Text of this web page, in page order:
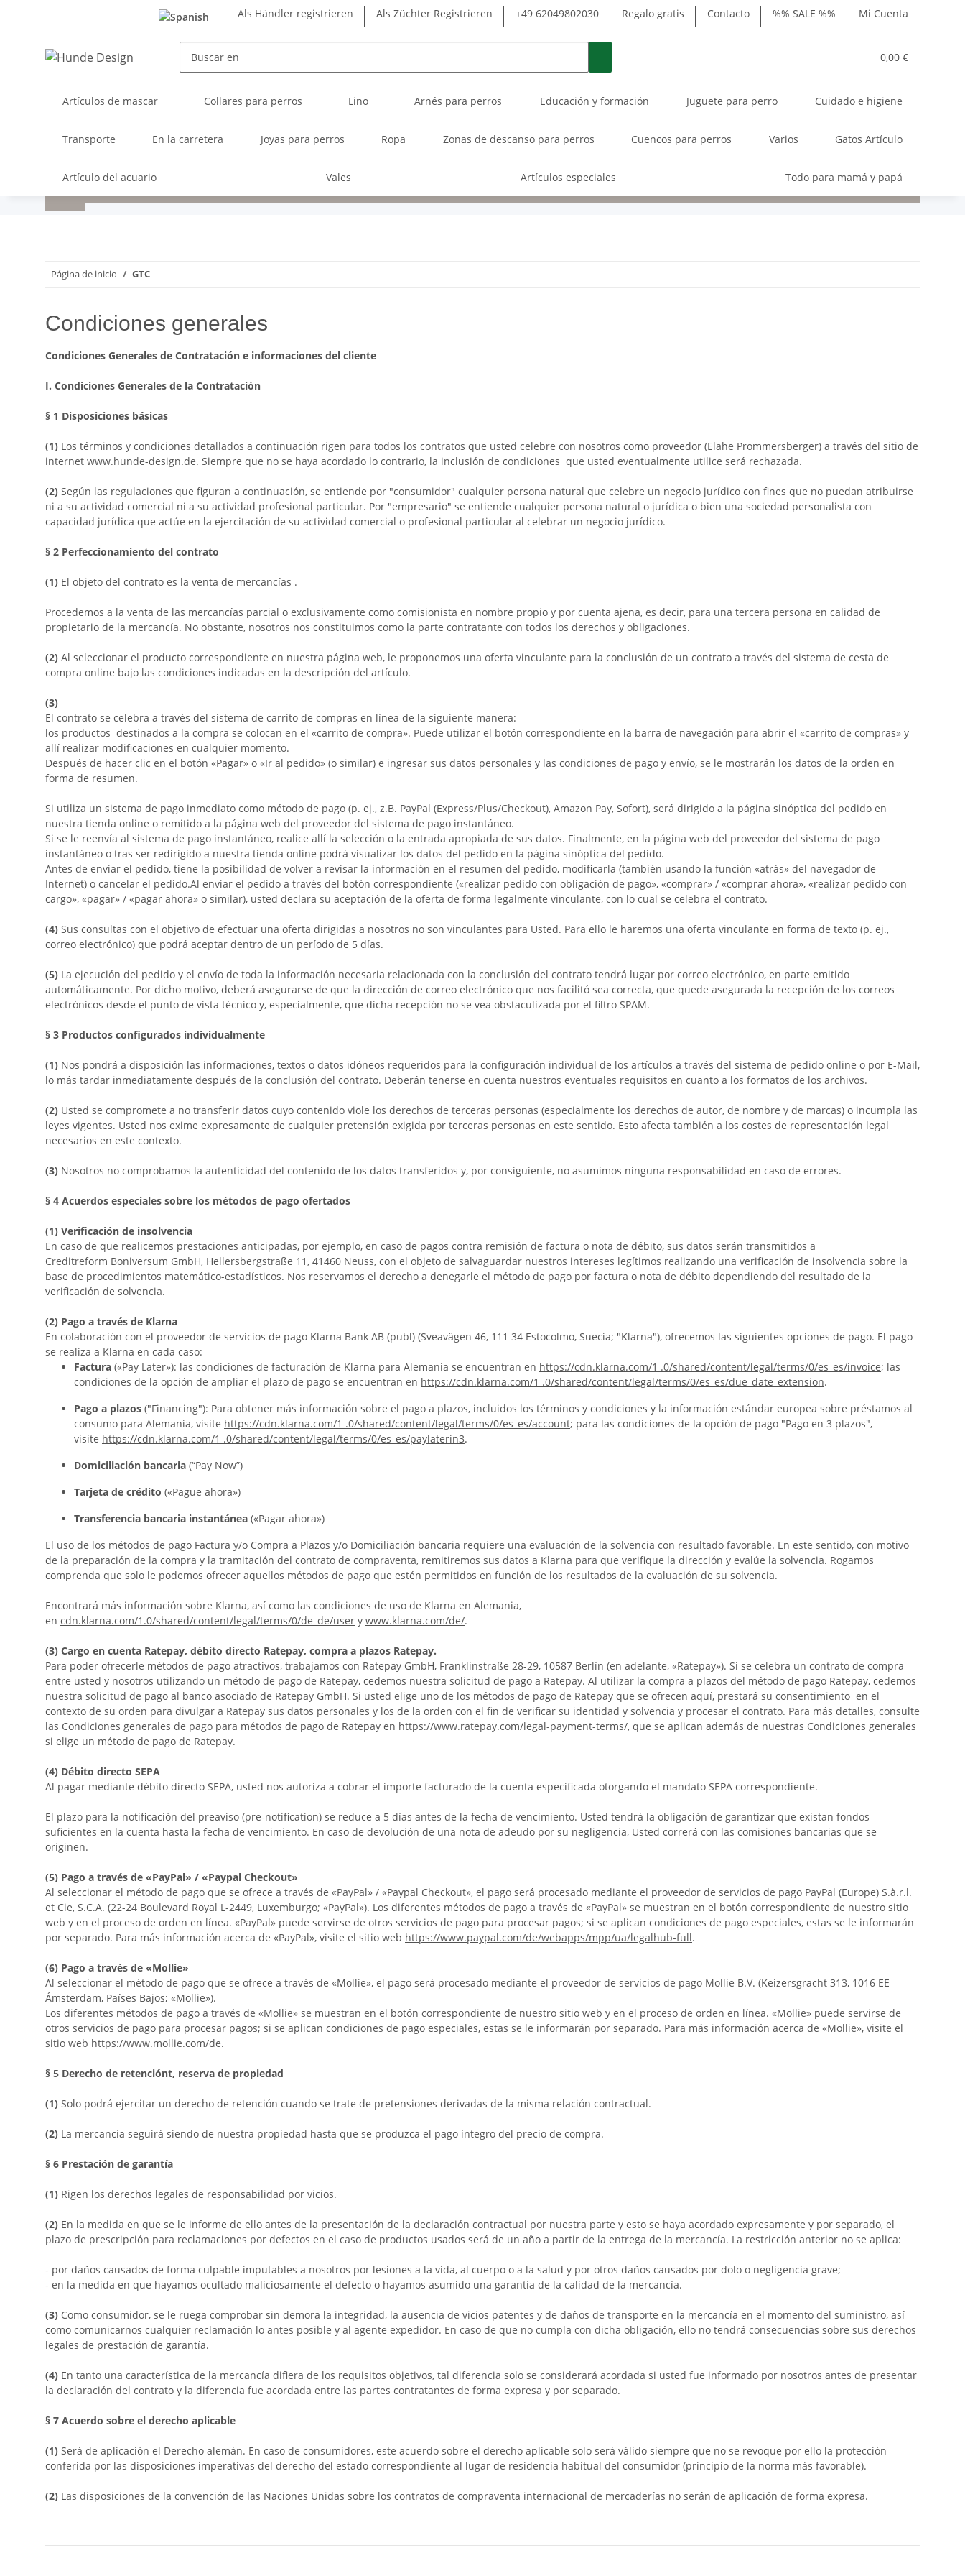
Als Händler registrieren Als Züchter Registrieren +49 62049802030 Regalo gratis Contacto %% SALE %% Mi Cuenta
0,00 €
Artículos de mascar Collares para perros Lino Arnés para perros Educación y formación Juguete para perro Cuidado e higiene
Transporte En la carretera Joyas para perros Ropa Zonas de descanso para perros Cuencos para perros Varios Gatos Artículo
Artículo del acuario Vales Artículos especiales Todo para mamá y papá
Página de inicio GTC
Condiciones generales
Condiciones Generales de Contratación e informaciones del cliente
I. Condiciones Generales de la Contratación
§ 1 Disposiciones básicas
(1) Los términos y condiciones detallados a continuación rigen para todos los contratos que usted celebre con nosotros como proveedor (Elahe Prommersberger) a través del sitio de
internet www.hunde-design.de. Siempre que no se haya acordado lo contrario, la inclusión de condiciones que usted eventualmente utilice será rechazada.
(2) Según las regulaciones que figuran a continuación, se entiende por "consumidor" cualquier persona natural que celebre un negocio jurídico con fines que no puedan atribuirse
ni a su actividad comercial ni a su actividad profesional particular. Por "empresario" se entiende cualquier persona natural o jurídica o bien una sociedad personalista con
capacidad jurídica que actúe en la ejercitación de su actividad comercial o profesional particular al celebrar un negocio jurídico.
§ 2 Perfeccionamiento del contrato
(1) El objeto del contrato es la venta de mercancías .
Procedemos a la venta de las mercancías parcial o exclusivamente como comisionista en nombre propio y por cuenta ajena, es decir, para una tercera persona en calidad de
propietario de la mercancía. No obstante, nosotros nos constituimos como la parte contratante con todos los derechos y obligaciones.
(2) Al seleccionar el producto correspondiente en nuestra página web, le proponemos una oferta vinculante para la conclusión de un contrato a través del sistema de cesta de
compra online bajo las condiciones indicadas en la descripción del artículo.
(3)
El contrato se celebra a través del sistema de carrito de compras en línea de la siguiente manera:
los productos destinados a la compra se colocan en el «carrito de compra». Puede utilizar el botón correspondiente en la barra de navegación para abrir el «carrito de compras» y
allí realizar modificaciones en cualquier momento.
Después de hacer clic en el botón «Pagar» o «Ir al pedido» (o similar) e ingresar sus datos personales y las condiciones de pago y envío, se le mostrarán los datos de la orden en
forma de resumen.
Si utiliza un sistema de pago inmediato como método de pago (p. ej., z.B. PayPal (Express/Plus/Checkout), Amazon Pay, Sofort), será dirigido a la página sinóptica del pedido en
nuestra tienda online o remitido a la página web del proveedor del sistema de pago instantáneo.
Si se le reenvía al sistema de pago instantáneo, realice allí la selección o la entrada apropiada de sus datos. Finalmente, en la página web del proveedor del sistema de pago
instantáneo o tras ser redirigido a nuestra tienda online podrá visualizar los datos del pedido en la página sinóptica del pedido.
Antes de enviar el pedido, tiene la posibilidad de volver a revisar la información en el resumen del pedido, modificarla (también usando la función «atrás» del navegador de
Internet) o cancelar el pedido.Al enviar el pedido a través del botón correspondiente («realizar pedido con obligación de pago», «comprar» / «comprar ahora», «realizar pedido con
cargo», «pagar» / «pagar ahora» o similar), usted declara su aceptación de la oferta de forma legalmente vinculante, con lo cual se celebra el contrato.
(4) Sus consultas con el objetivo de efectuar una oferta dirigidas a nosotros no son vinculantes para Usted. Para ello le haremos una oferta vinculante en forma de texto (p. ej.,
correo electrónico) que podrá aceptar dentro de un período de 5 días.
(5) La ejecución del pedido y el envío de toda la información necesaria relacionada con la conclusión del contrato tendrá lugar por correo electrónico, en parte emitido
automáticamente. Por dicho motivo, deberá asegurarse de que la dirección de correo electrónico que nos facilitó sea correcta, que quede asegurada la recepción de los correos
electrónicos desde el punto de vista técnico y, especialmente, que dicha recepción no se vea obstaculizada por el filtro SPAM.
§ 3 Productos configurados individualmente
(1) Nos pondrá a disposición las informaciones, textos o datos idóneos requeridos para la configuración individual de los artículos a través del sistema de pedido online o por E-Mail,
lo más tardar inmediatamente después de la conclusión del contrato. Deberán tenerse en cuenta nuestros eventuales requisitos en cuanto a los formatos de los archivos.
(2) Usted se compromete a no transferir datos cuyo contenido viole los derechos de terceras personas (especialmente los derechos de autor, de nombre y de marcas) o incumpla las
leyes vigentes. Usted nos exime expresamente de cualquier pretensión exigida por terceras personas en este sentido. Esto afecta también a los costes de representación legal
necesarios en este contexto.
(3) Nosotros no comprobamos la autenticidad del contenido de los datos transferidos y, por consiguiente, no asumimos ninguna responsabilidad en caso de errores.
§ 4 Acuerdos especiales sobre los métodos de pago ofertados
(1) Verificación de insolvencia
En caso de que realicemos prestaciones anticipadas, por ejemplo, en caso de pagos contra remisión de factura o nota de débito, sus datos serán transmitidos a
Creditreform Boniversum GmbH, Hellersbergstraße 11, 41460 Neuss, con el objeto de salvaguardar nuestros intereses legítimos realizando una verificación de insolvencia sobre la
base de procedimientos matemático-estadísticos. Nos reservamos el derecho a denegarle el método de pago por factura o nota de débito dependiendo del resultado de la
verificación de solvencia.
(2) Pago a través de Klarna
En colaboración con el proveedor de servicios de pago Klarna Bank AB (publ) (Sveavägen 46, 111 34 Estocolmo, Suecia; "Klarna"), ofrecemos las siguientes opciones de pago. El pago
se realiza a Klarna en cada caso:
Factura («Pay Later»): las condiciones de facturación de Klarna para Alemania se encuentran en https://cdn.klarna.com/1 .0/shared/content/legal/terms/0/es_es/invoice; las
condiciones de la opción de ampliar el plazo de pago se encuentran en https://cdn.klarna.com/1 .0/shared/content/legal/terms/0/es_es/due_date_extension.
Pago a plazos ("Financing"): Para obtener más información sobre el pago a plazos, incluidos los términos y condiciones y la información estándar europea sobre préstamos al
consumo para Alemania, visite https://cdn.klarna.com/1 .0/shared/content/legal/terms/0/es_es/account; para las condiciones de la opción de pago "Pago en 3 plazos",
visite https://cdn.klarna.com/1 .0/shared/content/legal/terms/0/es_es/paylaterin3.
Domiciliación bancaria (“Pay Now”)
Tarjeta de crédito («Pague ahora»)
Transferencia bancaria instantánea («Pagar ahora»)
El uso de los métodos de pago Factura y/o Compra a Plazos y/o Domiciliación bancaria requiere una evaluación de la solvencia con resultado favorable. En este sentido, con motivo
de la preparación de la compra y la tramitación del contrato de compraventa, remitiremos sus datos a Klarna para que verifique la dirección y evalúe la solvencia. Rogamos
comprenda que solo le podemos ofrecer aquellos métodos de pago que estén permitidos en función de los resultados de la evaluación de su solvencia.
Encontrará más información sobre Klarna, así como las condiciones de uso de Klarna en Alemania,
en cdn.klarna.com/1.0/shared/content/legal/terms/0/de_de/user y www.klarna.com/de/.
(3) Cargo en cuenta Ratepay, débito directo Ratepay, compra a plazos Ratepay.
Para poder ofrecerle métodos de pago atractivos, trabajamos con Ratepay GmbH, Franklinstraße 28-29, 10587 Berlín (en adelante, «Ratepay»). Si se celebra un contrato de compra
entre usted y nosotros utilizando un método de pago de Ratepay, cedemos nuestra solicitud de pago a Ratepay. Al utilizar la compra a plazos del método de pago Ratepay, cedemos
nuestra solicitud de pago al banco asociado de Ratepay GmbH. Si usted elige uno de los métodos de pago de Ratepay que se ofrecen aquí, prestará su consentimiento en el
contexto de su orden para divulgar a Ratepay sus datos personales y los de la orden con el fin de verificar su identidad y solvencia y procesar el contrato. Para más detalles, consulte
las Condiciones generales de pago para métodos de pago de Ratepay en https://www.ratepay.com/legal-payment-terms/, que se aplican además de nuestras Condiciones generales
si elige un método de pago de Ratepay.
(4) Débito directo SEPA
Al pagar mediante débito directo SEPA, usted nos autoriza a cobrar el importe facturado de la cuenta especificada otorgando el mandato SEPA correspondiente.
El plazo para la notificación del preaviso (pre-notification) se reduce a 5 días antes de la fecha de vencimiento. Usted tendrá la obligación de garantizar que existan fondos
suficientes en la cuenta hasta la fecha de vencimiento. En caso de devolución de una nota de adeudo por su negligencia, Usted correrá con las comisiones bancarias que se
originen.
(5) Pago a través de «PayPal» / «Paypal Checkout»
Al seleccionar el método de pago que se ofrece a través de «PayPal» / «Paypal Checkout», el pago será procesado mediante el proveedor de servicios de pago PayPal (Europe) S.à.r.l.
et Cie, S.C.A. (22-24 Boulevard Royal L-2449, Luxemburgo; «PayPal»). Los diferentes métodos de pago a través de «PayPal» se muestran en el botón correspondiente de nuestro sitio
web y en el proceso de orden en línea. «PayPal» puede servirse de otros servicios de pago para procesar pagos; si se aplican condiciones de pago especiales, estas se le informarán
por separado. Para más información acerca de «PayPal», visite el sitio web https://www.paypal.com/de/webapps/mpp/ua/legalhub-full.
(6) Pago a través de «Mollie»
Al seleccionar el método de pago que se ofrece a través de «Mollie», el pago será procesado mediante el proveedor de servicios de pago Mollie B.V. (Keizersgracht 313, 1016 EE
Ámsterdam, Países Bajos; «Mollie»).
Los diferentes métodos de pago a través de «Mollie» se muestran en el botón correspondiente de nuestro sitio web y en el proceso de orden en línea. «Mollie» puede servirse de
otros servicios de pago para procesar pagos; si se aplican condiciones de pago especiales, estas se le informarán por separado. Para más información acerca de «Mollie», visite el
sitio web https://www.mollie.com/de.
§ 5 Derecho de retenciónt, reserva de propiedad
(1) Solo podrá ejercitar un derecho de retención cuando se trate de pretensiones derivadas de la misma relación contractual.
(2) La mercancía seguirá siendo de nuestra propiedad hasta que se produzca el pago íntegro del precio de compra.
§ 6 Prestación de garantía
(1) Rigen los derechos legales de responsabilidad por vicios.
(2) En la medida en que se le informe de ello antes de la presentación de la declaración contractual por nuestra parte y esto se haya acordado expresamente y por separado, el
plazo de prescripción para reclamaciones por defectos en el caso de productos usados será de un año a partir de la entrega de la mercancía. La restricción anterior no se aplica:
- por daños causados de forma culpable imputables a nosotros por lesiones a la vida, al cuerpo o a la salud y por otros daños causados por dolo o negligencia grave;
- en la medida en que hayamos ocultado maliciosamente el defecto o hayamos asumido una garantía de la calidad de la mercancía.
(3) Como consumidor, se le ruega comprobar sin demora la integridad, la ausencia de vicios patentes y de daños de transporte en la mercancía en el momento del suministro, así
como comunicarnos cualquier reclamación lo antes posible y al agente expedidor. En caso de que no cumpla con dicha obligación, ello no tendrá consecuencias sobre sus derechos
legales de prestación de garantía.
(4) En tanto una característica de la mercancía difiera de los requisitos objetivos, tal diferencia solo se considerará acordada si usted fue informado por nosotros antes de presentar
la declaración del contrato y la diferencia fue acordada entre las partes contratantes de forma expresa y por separado.
§ 7 Acuerdo sobre el derecho aplicable
(1) Será de aplicación el Derecho alemán. En caso de consumidores, este acuerdo sobre el derecho aplicable solo será válido siempre que no se revoque por ello la protección
conferida por las disposiciones imperativas del derecho del estado correspondiente al lugar de residencia habitual del consumidor (principio de la norma más favorable).
(2) Las disposiciones de la convención de las Naciones Unidas sobre los contratos de compraventa internacional de mercaderías no serán de aplicación de forma expresa.